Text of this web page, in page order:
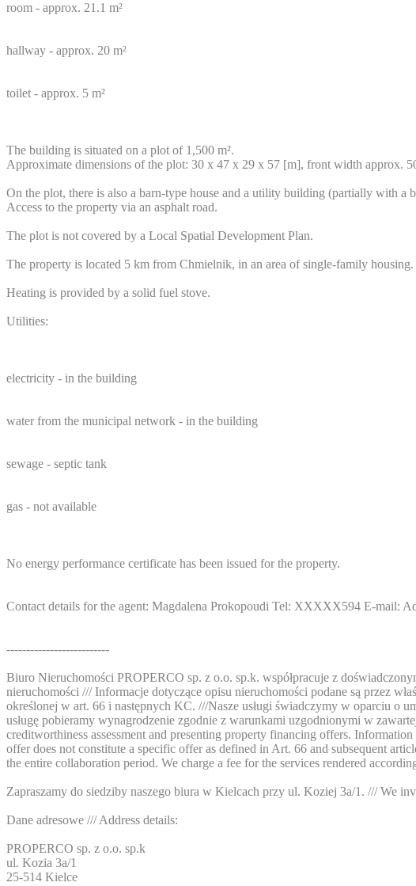
room - approx. 21.1 m²
hallway - approx. 20 m²
toilet - approx. 5 m²
The building is situated on a plot of 1,500 m².
Approximate dimensions of the plot: 30 x 47 x 29 x 57 [m], front width approx.
On the plot, there is also a barn-type house and a utility building (partially with a
Access to the property via an asphalt road.
The plot is not covered by a Local Spatial Development Plan.
The property is located 5 km from Chmielnik, in an area of single-family housing.
Heating is provided by a solid fuel stove.
Utilities:
electricity - in the building
water from the municipal network - in the building
sewage - septic tank
gas - not available
No energy performance certificate has been issued for the property.
Contact details for the agent: Magdalena Prokopoudi Tel: XXXXX594 E-mail:
--------------------------
Biuro Nieruchomości PROPERCO sp. z o.o. sp.k. współpracuje z
nieruchomości /// Informacje dotyczące opisu nieruchomości podane są przez
określonej w art. 66 i następnych KC. ///Nasze usługi świadczymy w oparciu o
usługę pobieramy wynagrodzenie zgodnie z warunkami uzgodnionymi w
creditworthiness assessment and presenting property financing offers.
offer does not constitute a specific offer as defined in Art. 66 and subsequent
the entire collaboration period. We charge a fee for the services rendered
Zapraszamy do siedziby naszego biura w Kielcach przy ul. Koziej 3a/1. /// We
Dane adresowe /// Address details:
PROPERCO sp. z o.o. sp.k
ul. Kozia 3a/1
25-514 Kielce